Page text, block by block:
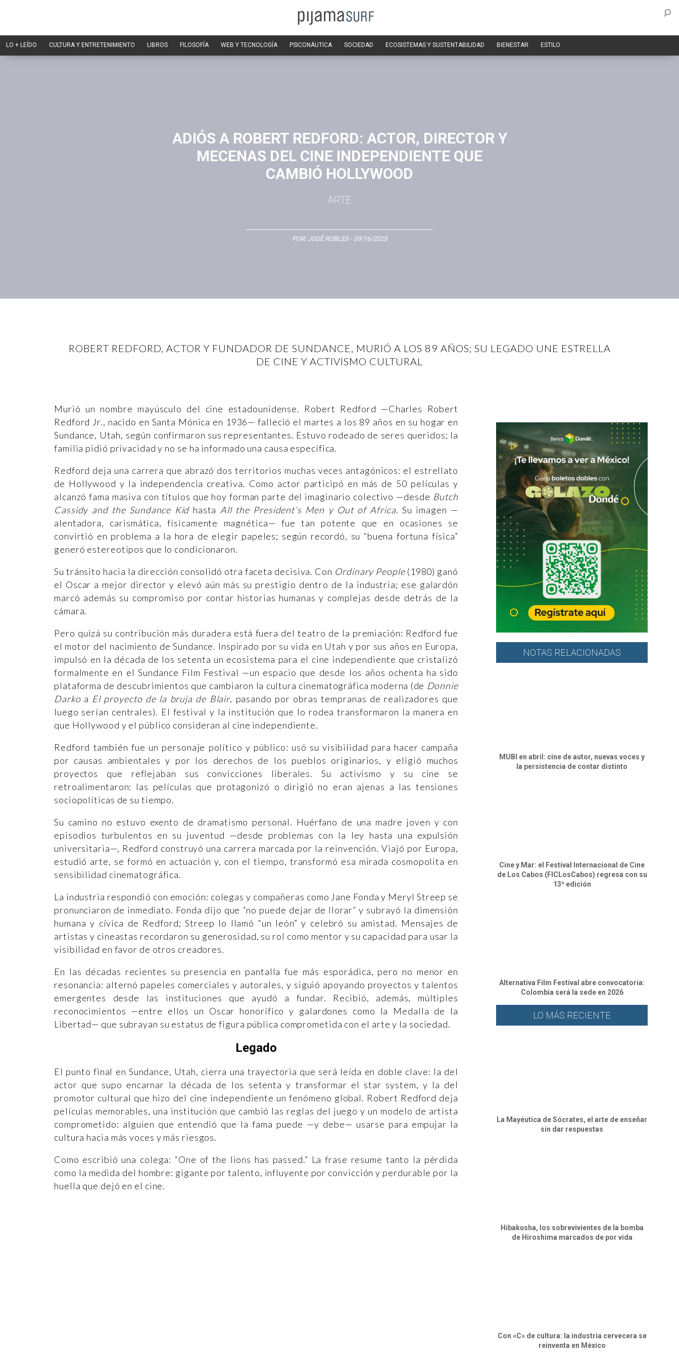
LO + LEÍDO CULTURA Y ENTRETENIMIENTO LIBROS FILOSOFÍA WEB Y TECNOLOGÍA PSICONÁUTICA SOCIEDAD ECOSISTEMAS Y SUSTENTABILIDAD BIENESTAR ESTILO
ADIÓS A ROBERT REDFORD: ACTOR, DIRECTOR Y
MECENAS DEL CINE INDEPENDIENTE QUE
CAMBIÓ HOLLYWOOD
ARTE
POR: JOSÉ ROBLES- 09/16/2025
ROBERT REDFORD, ACTOR Y FUNDADOR DE SUNDANCE, MURIÓ A LOS 89 AÑOS; SU LEGADO UNE ESTRELLA
DE CINE Y ACTIVISMO CULTURAL
Murió un nombre mayúsculo del cine estadounidense. Robert Redford —Charles Robert
Redford Jr., nacido en Santa Mónica en 1936— falleció el martes a los 89 años en su hogar en
Sundance, Utah, según confirmaron sus representantes. Estuvo rodeado de seres queridos; la
familia pidió privacidad y no se ha informado una causa específica.
Redford deja una carrera que abrazó dos territorios muchas veces antagónicos: el estrellato
de Hollywood y la independencia creativa. Como actor participó en más de 50 películas y
alcanzó fama masiva con títulos que hoy forman parte del imaginario colectivo —desde Butch
Cassidy and the Sundance Kidhasta All the President’s Men y Out of Africa. Su imagen —
alentadora, carismática, físicamente magnética— fue tan potente que en ocasiones se
convirtió en problema a la hora de elegir papeles; según recordó, su “buena fortuna física”
generó estereotipos que lo condicionaron.
Su tránsito hacia la dirección consolidó otra faceta decisiva. Con Ordinary People(1980) ganó
el Oscar a mejor director y elevó aún más su prestigio dentro de la industria; ese galardón
marcó además su compromiso por contar historias humanas y complejas desde detrás de la
cámara.
Pero quizá su contribución más duradera está fuera del teatro de la premiación: Redford fue
el motor del nacimiento de Sundance. Inspirado por su vida en Utah y por sus años en Europa,
impulsó en la década de los setenta un ecosistema para el cine independiente que cristalizó
formalmente en el Sundance Film Festival —un espacio que desde los años ochenta ha sido
plataforma de descubrimientos que cambiaron la cultura cinematográfica moderna (de Donnie
Darkoa El proyecto de la bruja de Blair, pasando por obras tempranas de realizadores que
luego serían centrales). El festival y la institución que lo rodea transformaron la manera en
que Hollywood y el público consideran al cine independiente.
Redford también fue un personaje político y público: usó su visibilidad para hacer campaña
por causas ambientales y por los derechos de los pueblos originarios, y eligió muchos
proyectos que reflejaban sus convicciones liberales. Su activismo y su cine se
retroalimentaron: las películas que protagonizó o dirigió no eran ajenas a las tensiones
sociopolíticas de su tiempo.
Su camino no estuvo exento de dramatismo personal. Huérfano de una madre joven y con
episodios turbulentos en su juventud —desde problemas con la ley hasta una expulsión
universitaria—, Redford construyó una carrera marcada por la reinvención. Viajó por Europa,
estudió arte, se formó en actuación y, con el tiempo, transformó esa mirada cosmopolita en
sensibilidad cinematográfica.
La industria respondió con emoción: colegas y compañeras como Jane Fonda y Meryl Streep se
pronunciaron de inmediato. Fonda dijo que “no puede dejar de llorar” y subrayó la dimensión
humana y cívica de Redford; Streep lo llamó “un león” y celebró su amistad. Mensajes de
artistas y cineastas recordaron su generosidad, su rol como mentor y su capacidad para usar la
visibilidad en favor de otros creadores.
En las décadas recientes su presencia en pantalla fue más esporádica, pero no menor en
resonancia: alternó papeles comerciales y autorales, y siguió apoyando proyectos y talentos
emergentes desde las instituciones que ayudó a fundar. Recibió, además, múltiples
reconocimientos —entre ellos un Oscar honorífico y galardones como la Medalla de la
Libertad— que subrayan su estatus de figura pública comprometida con el arte y la sociedad.
Legado
El punto final en Sundance, Utah, cierra una trayectoria que será leída en doble clave: la del
actor que supo encarnar la década de los setenta y transformar el star system, y la del
promotor cultural que hizo del cine independiente un fenómeno global. Robert Redford deja
películas memorables, una institución que cambió las reglas del juego y un modelo de artista
comprometido: alguien que entendió que la fama puede —y debe— usarse para empujar la
cultura hacia más voces y más riesgos.
Como escribió una colega: “One of the lions has passed.” La frase resume tanto la pérdida
como la medida del hombre: gigante por talento, influyente por convicción y perdurable por la
huella que dejó en el cine.
NOTAS RELACIONADAS
MUBI en abril: cine de autor, nuevas voces y
la persistencia de contar distinto
Cine y Mar: el Festival Internacional de Cine
de Los Cabos (FICLosCabos) regresa con su
13ª edición
Alternativa Film Festival abre convocatoria:
Colombia será la sede en 2026
LO MÁS RECIENTE
La Mayéutica de Sócrates, el arte de enseñar
sin dar respuestas
Hibakusha, los sobrevivientes de la bomba
de Hiroshima marcados de por vida
Con «C» de cultura: la industria cervecera se
reinventa en México